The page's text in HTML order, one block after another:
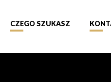
CZEGO SZUKASZ